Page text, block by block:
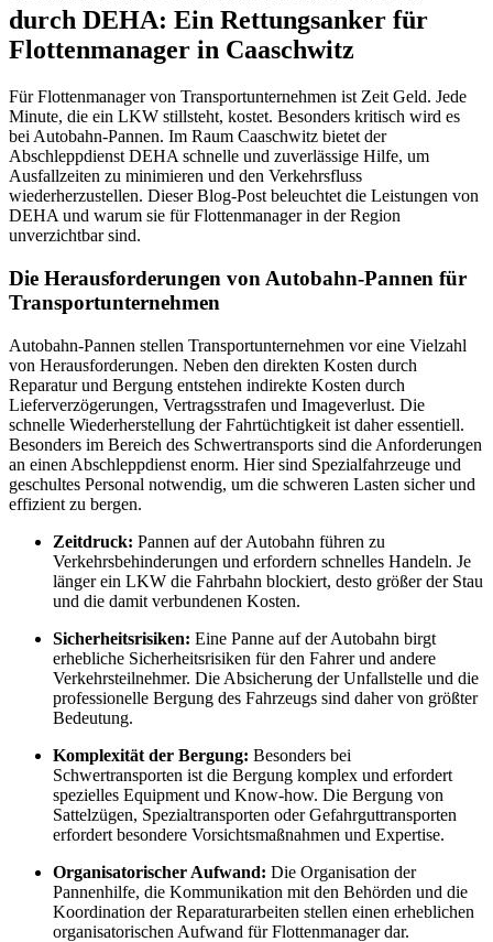
durch DEHA: Ein Rettungsanker für
Flottenmanager in Caaschwitz
Für Flottenmanager von Transportunternehmen ist Zeit Geld. Jede
Minute, die ein LKW stillsteht, kostet. Besonders kritisch wird es
bei Autobahn-Pannen. Im Raum Caaschwitz bietet der
Abschleppdienst DEHA schnelle und zuverlässige Hilfe, um
Ausfallzeiten zu minimieren und den Verkehrsfluss
wiederherzustellen. Dieser Blog-Post beleuchtet die Leistungen von
DEHA und warum sie für Flottenmanager in der Region
unverzichtbar sind.
Die Herausforderungen von Autobahn-Pannen für
Transportunternehmen
Autobahn-Pannen stellen Transportunternehmen vor eine Vielzahl
von Herausforderungen. Neben den direkten Kosten durch
Reparatur und Bergung entstehen indirekte Kosten durch
Lieferverzögerungen, Vertragsstrafen und Imageverlust. Die
schnelle Wiederherstellung der Fahrtüchtigkeit ist daher essentiell.
Besonders im Bereich des Schwertransports sind die Anforderungen
an einen Abschleppdienst enorm. Hier sind Spezialfahrzeuge und
geschultes Personal notwendig, um die schweren Lasten sicher und
effizient zu bergen.
Zeitdruck: Pannen auf der Autobahn führen zu
Verkehrsbehinderungen und erfordern schnelles Handeln. Je
länger ein LKW die Fahrbahn blockiert, desto größer der Stau
und die damit verbundenen Kosten.
Sicherheitsrisiken: Eine Panne auf der Autobahn birgt
erhebliche Sicherheitsrisiken für den Fahrer und andere
Verkehrsteilnehmer. Die Absicherung der Unfallstelle und die
professionelle Bergung des Fahrzeugs sind daher von größter
Bedeutung.
Komplexität der Bergung: Besonders bei
Schwertransporten ist die Bergung komplex und erfordert
spezielles Equipment und Know-how. Die Bergung von
Sattelzügen, Spezialtransporten oder Gefahrguttransporten
erfordert besondere Vorsichtsmaßnahmen und Expertise.
Organisatorischer Aufwand: Die Organisation der
Pannenhilfe, die Kommunikation mit den Behörden und die
Koordination der Reparaturarbeiten stellen einen erheblichen
organisatorischen Aufwand für Flottenmanager dar.